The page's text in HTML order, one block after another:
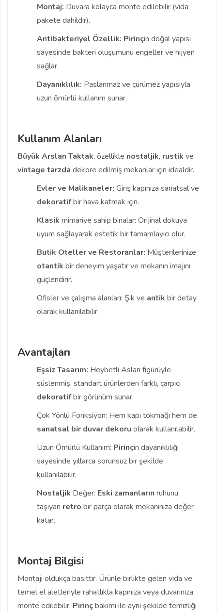
Montaj: Duvara kolayca monte edilebilir (vida
pakete dahildir).
Antibakteriyel Özellik: Pirinçin doğal yapısı
sayesinde bakteri oluşumunu engeller ve hijyen
sağlar.
Dayanıklılık: Paslanmaz ve çürümez yapısıyla
uzun ömürlü kullanım sunar.
Kullanım Alanları
Büyük Arslan Taktak, özellikle nostaljik, rustik ve
vintage tarzda dekore edilmiş mekanlar için idealdir.
Evler ve Malikaneler: Giriş kapınıza sanatsal ve
dekoratifbir hava katmak için.
Klasik mimariye sahip binalar: Orijinal dokuya
uyum sağlayarak estetik bir tamamlayıcı olur.
Butik Oteller ve Restoranlar: Müşterilerinize
otantik bir deneyim yaşatır ve mekanın imajını
güçlendirir.
Ofisler ve çalışma alanları: Şık ve antik bir detay
olarak kullanılabilir.
Avantajları
Eşsiz Tasarım: Heybetli Aslan figürüyle
süslenmiş, standart ürünlerden farklı, çarpıcı
dekoratifbir görünüm sunar.
Çok Yönlü Fonksiyon: Hem kapı tokmağı hem de
sanatsal bir duvar dekoru olarak kullanılabilir.
Uzun Ömürlü Kullanım: Pirinçin dayanıklılığı
sayesinde yıllarca sorunsuz bir şekilde
kullanılabilir.
Nostaljik Değer: Eski zamanların ruhunu
taşıyan retro bir parça olarak mekanınıza değer
katar.
Montaj Bilgisi
Montajı oldukça basittir. Ürünle birlikte gelen vida ve
temel el aletleriyle rahatlıkla kapınıza veya duvarınıza
monte edilebilir. Pirinçbakımı ile aynı şekilde temizliği